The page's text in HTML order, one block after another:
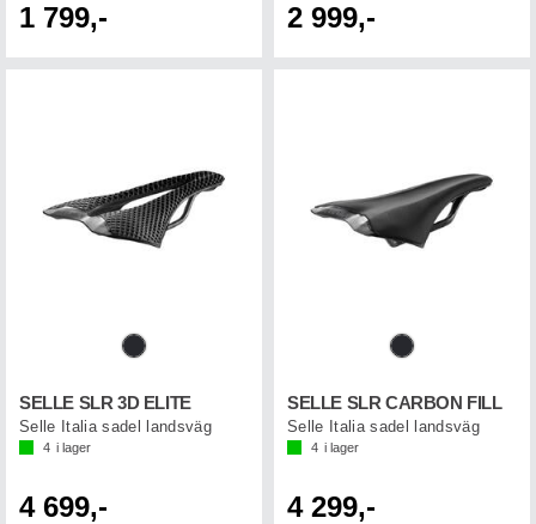
1 799,- 2 999,-
SELLE SLR 3D ELITE
Selle Italia sadel landsväg
4 i lager
4 699,-
SELLE SLR CARBON FILL
Selle Italia sadel landsväg
4 i lager
4 299,-